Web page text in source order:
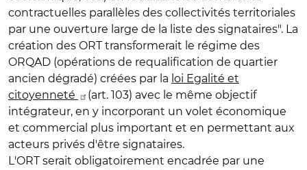
contractuelles parallèles des collectivités territoriales
par une ouverture large de la liste des signataires". La
création des ORT transformerait le régime des
ORQAD (opérations de requalification de quartier
ancien dégradé) créées par la loi Egalité et
citoyenneté
(art. 103) avec le même objectif
intégrateur, en y incorporant un volet économique
et commercial plus important et en permettant aux
acteurs privés d'être signataires.
L'ORT serait obligatoirement encadrée par une